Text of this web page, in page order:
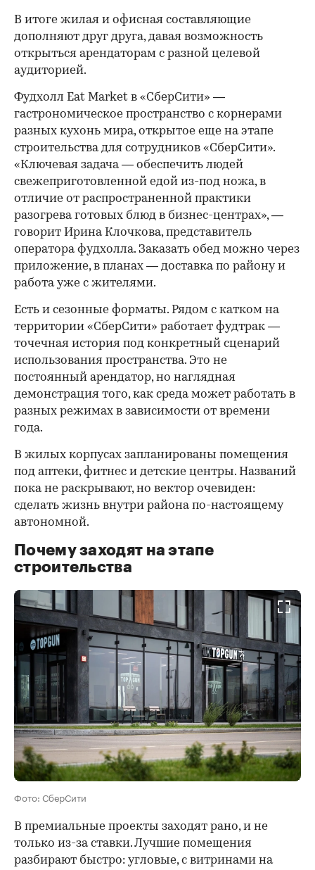
В итоге жилая и офисная составляющие
дополняют друг друга, давая возможность
открыться арендаторам с разной целевой
аудиторией.
Фудхолл Eat Market в «СберСити» —
гастрономическое пространство с корнерами
разных кухонь мира, открытое еще на этапе
строительства для сотрудников «СберСити».
«Ключевая задача — обеспечить людей
свежеприготовленной едой из-под ножа, в
отличие от распространенной практики
разогрева готовых блюд в бизнес-центрах», —
говорит Ирина Клочкова, представитель
оператора фудхолла. Заказать обед можно через
приложение, в планах — доставка по району и
работа уже с жителями.
Есть и сезонные форматы. Рядом с катком на
территории «СберСити» работает фудтрак —
точечная история под конкретный сценарий
использования пространства. Это не
постоянный арендатор, но наглядная
демонстрация того, как среда может работать в
разных режимах в зависимости от времени
года.
В жилых корпусах запланированы помещения
под аптеки, фитнес и детские центры. Названий
пока не раскрывают, но вектор очевиден:
сделать жизнь внутри района по-настоящему
автономной.
Почему заходят на этапе
строительства
Фото: СберСити
В премиальные проекты заходят рано, и не
только из-за ставки. Лучшие помещения
разбирают быстро: угловые, с витринами на